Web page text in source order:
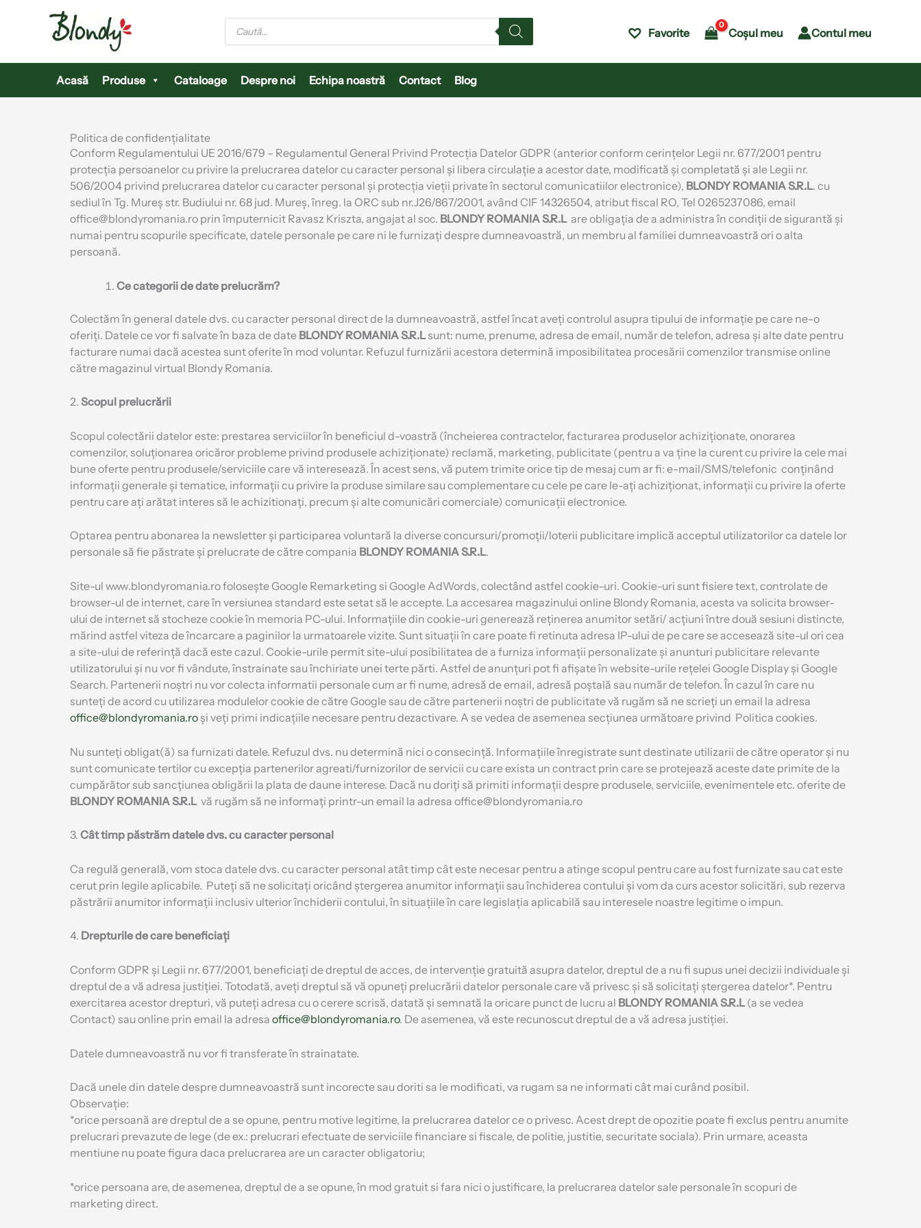
search
Favorite Coșul meu Contul meu
Acasă Produse Cataloage Despre noi Echipa noastră Contact Blog
Politica de confidențialitate
Conform Regulamentului UE 2016/679 – Regulamentul General Privind Protecția Datelor GDPR (anterior conform cerințelor Legii nr. 677/2001 pentru
protecția persoanelor cu privire la prelucrarea datelor cu caracter personal și libera circulație a acestor date, modificată și completată și ale Legii nr.
506/2004 privind prelucrarea datelor cu caracter personal și protecția vieții private în sectorul comunicatiilor electronice), BLONDY ROMANIA S.R.L. cu
sediul în Tg. Mureş str. Budiului nr. 68 jud. Mureş, înreg. la ORC sub nr.J26/867/2001, având CIF 14326504, atribut fiscal RO, Tel 0265237086, email
office@blondyromania.ro prin împuternicit Ravasz Kriszta, angajat al soc. BLONDY ROMANIA S.R.Lare obligația de a administra în condiții de sigurantă și
numai pentru scopurile specificate, datele personale pe care ni le furnizați despre dumneavoastră, un membru al familiei dumneavoastră ori o alta
persoană.
Ce categorii de date prelucrăm?
Colectăm în general datele dvs. cu caracter personal direct de la dumneavoastră, astfel încat aveți controlul asupra tipului de informație pe care ne-o
oferiți. Datele ce vor fi salvate în baza de date BLONDY ROMANIA S.R.Lsunt: nume, prenume, adresa de email, număr de telefon, adresa și alte date pentru
facturare numai dacă acestea sunt oferite în mod voluntar. Refuzul furnizării acestora determină imposibilitatea procesării comenzilor transmise online
către magazinul virtual Blondy Romania.
2. Scopul prelucrării
Scopul colectării datelor este: prestarea serviciilor în beneficiul d-voastră (încheierea contractelor, facturarea produselor achiziționate, onorarea
comenzilor, soluționarea oricăror probleme privind produsele achiziționate) reclamă, marketing, publicitate (pentru a va ține la curent cu privire la cele mai
bune oferte pentru produsele/serviciile care vă interesează. În acest sens, vă putem trimite orice tip de mesaj cum ar fi: e-mail/SMS/telefonic conținând
informații generale și tematice, informații cu privire la produse similare sau complementare cu cele pe care le-ați achiziționat, informații cu privire la oferte
pentru care ați arătat interes să le achizitionați, precum și alte comunicări comerciale) comunicații electronice.
Optarea pentru abonarea la newsletter și participarea voluntară la diverse concursuri/promoții/loterii publicitare implică acceptul utilizatorilor ca datele lor
personale să fie păstrate și prelucrate de către compania BLONDY ROMANIA S.R.L.
Site-ul www.blondyromania.ro folosește Google Remarketing si Google AdWords, colectând astfel cookie-uri. Cookie-uri sunt fisiere text, controlate de
browser-ul de internet, care în versiunea standard este setat să le accepte. La accesarea magazinului online Blondy Romania, acesta va solicita browser-
ului de internet să stocheze cookie în memoria PC-ului. Informațiile din cookie-uri generează reținerea anumitor setări/ acțiuni între două sesiuni distincte,
mărind astfel viteza de încarcare a paginilor la urmatoarele vizite. Sunt situații în care poate fi retinuta adresa IP-ului de pe care se accesează site-ul ori cea
a site-ului de referință dacă este cazul. Cookie-urile permit site-ului posibilitatea de a furniza informații personalizate și anunturi publicitare relevante
utilizatorului și nu vor fi vândute, înstrainate sau închiriate unei terte părti. Astfel de anunțuri pot fi afișate în website-urile rețelei Google Display și Google
Search. Partenerii noștri nu vor colecta informatii personale cum ar fi nume, adresă de email, adresă poștală sau număr de telefon. În cazul în care nu
sunteți de acord cu utilizarea modulelor cookie de către Google sau de către partenerii noștri de publicitate vă rugăm să ne scrieți un email la adresa
office@blondyromania.ro și veți primi indicațiile necesare pentru dezactivare. A se vedea de asemenea secțiunea următoare privind Politica cookies.
Nu sunteți obligat(ă) sa furnizati datele. Refuzul dvs. nu determină nici o consecință. Informațiile înregistrate sunt destinate utilizarii de către operator și nu
sunt comunicate tertilor cu excepția partenerilor agreati/furnizorilor de servicii cu care exista un contract prin care se protejează aceste date primite de la
cumpărător sub sancțiunea obligării la plata de daune interese. Dacă nu doriți să primiti informații despre produsele, serviciile, evenimentele etc. oferite de
BLONDY ROMANIA S.R.Lvă rugăm să ne informați printr-un email la adresa office@blondyromania.ro
3. Cât timp păstrăm datele dvs. cu caracter personal
Ca regulă generală, vom stoca datele dvs. cu caracter personal atât timp cât este necesar pentru a atinge scopul pentru care au fost furnizate sau cat este
cerut prin legile aplicabile. Puteți să ne solicitați oricând ștergerea anumitor informații sau închiderea contului și vom da curs acestor solicitări, sub rezerva
păstrării anumitor informații inclusiv ulterior închiderii contului, în situațiile în care legislația aplicabilă sau interesele noastre legitime o impun.
4. Drepturile de care beneficiați
Conform GDPR și Legii nr. 677/2001, beneficiați de dreptul de acces, de intervenție gratuită asupra datelor, dreptul de a nu fi supus unei decizii individuale și
dreptul de a vă adresa justiției. Totodată, aveți dreptul să vă opuneți prelucrării datelor personale care vă privesc și să solicitați ștergerea datelor*. Pentru
exercitarea acestor drepturi, vă puteți adresa cu o cerere scrisă, datată și semnată la oricare punct de lucru al BLONDY ROMANIA S.R.L(a se vedea
Contact) sau online prin email la adresa office@blondyromania.ro. De asemenea, vă este recunoscut dreptul de a vă adresa justiției.
Datele dumneavoastră nu vor fi transferate în strainatate.
Dacă unele din datele despre dumneavoastră sunt incorecte sau doriti sa le modificati, va rugam sa ne informati cât mai curând posibil.
Observație:
*orice persoană are dreptul de a se opune, pentru motive legitime, la prelucrarea datelor ce o privesc. Acest drept de opozitie poate fi exclus pentru anumite
prelucrari prevazute de lege (de ex.: prelucrari efectuate de serviciile financiare si fiscale, de politie, justitie, securitate sociala). Prin urmare, aceasta
mentiune nu poate figura daca prelucrarea are un caracter obligatoriu;
*orice persoana are, de asemenea, dreptul de a se opune, în mod gratuit si fara nici o justificare, la prelucrarea datelor sale personale în scopuri de
marketing direct.